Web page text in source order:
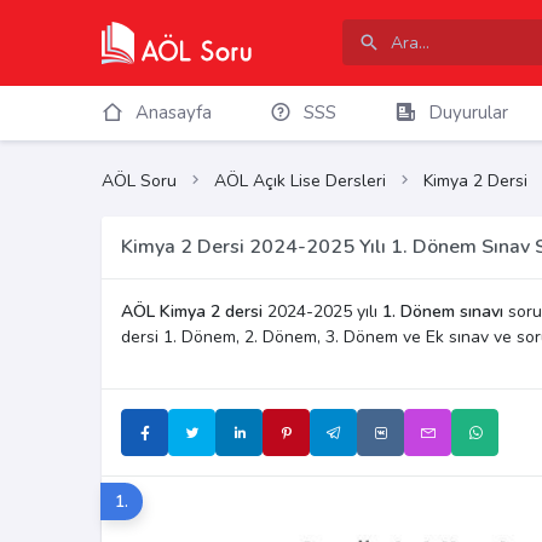
Anasayfa SSS Duyurular
AÖL Soru AÖL Açık Lise Dersleri Kimya 2 Dersi
Kimya 2 Dersi 2024-2025 Yılı 1. Dönem Sınav
AÖL Kimya 2 dersi 2024-2025 yılı 1. Dönem sınavı
dersi 1. Dönem, 2. Dönem, 3. Dönem ve Ek sınav ve
1.